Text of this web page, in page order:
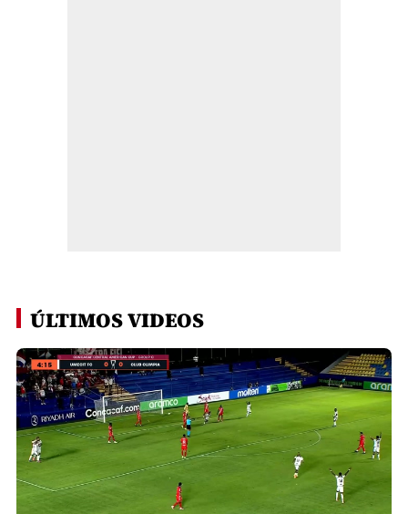
ÚLTIMOS VIDEOS